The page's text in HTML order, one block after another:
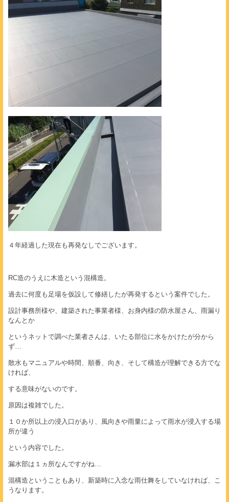
４年経過した現在も再発なしでございます。
RC造のうえに木造という混構造。
過去に何度も足場を仮設して修繕したが再発するという案件でした。
設計事務所様や、建築された事業者様、お身内様の防水屋さん、雨漏り
なんとか
というネットで調べた業者さんは、いたる部位に水をかけたが分から
ず…
散水もマニュアルや時間、順番、向き、そして構造が理解できる方でな
ければ、
する意味がないのです。
原因は複雑でした。
１０か所以上の浸入口があり、風向きや雨量によって雨水が浸入する場
所が違う
という内容でした。
漏水部は１ヵ所なんですがね…
混構造ということもあり、新築時に入念な雨仕舞をしていなければ、こ
うなります。